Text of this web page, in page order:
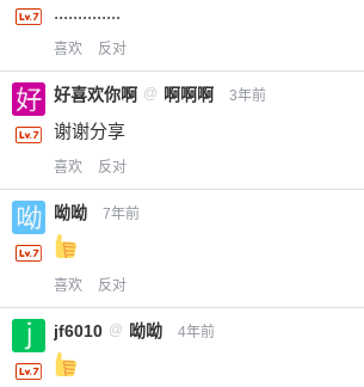
..............
喜欢 反对
好喜欢你啊 @ 啊啊啊 3年前
谢谢分享
喜欢 反对
呦呦 7年前
喜欢 反对
jf6010 @ 呦呦 4年前